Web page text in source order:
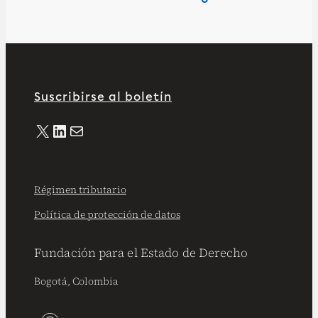
Suscribirse al boletín
X LinkedIn Correo electrónico
Fundación para el Estado de Derecho
Bogotá, Colombia
Régimen tributario
Política de protección de datos